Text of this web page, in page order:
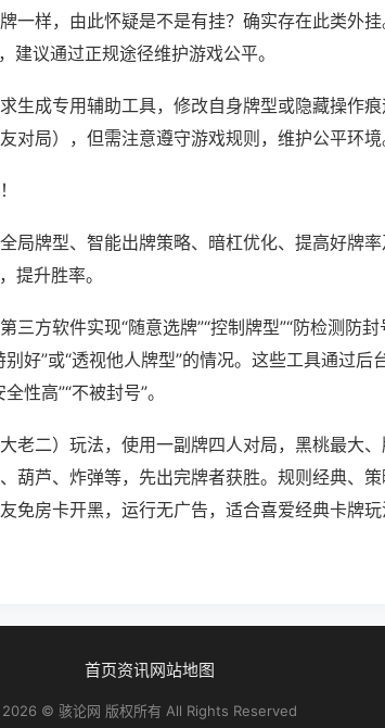
一样，由此怀疑是不是有挂？确实存在此类外
建议通过正规途径维护游戏公平。
生成专用辅助工具，修改自身牌型或隐藏操作痕
对局），但需注意遵守游戏规则，维护公平环境
局牌型、智能出牌策略、暗杠优化、提高好牌
提升胜率。
三方软件实现“随意选牌”“控制牌型”“防检测防
好”或“透视他人牌型”的情况。这些工具通过后
性高”“不被封号”。
老二）玩法，使用一副牌四人对局，黑桃最大
葫芦、炸弹等，先出完牌者获胜。规则经典、
免房卡开黑，运行无广告，适合喜爱经典卡牌
首页资讯网站地图
2026 © 骇论网 版权所有 All Rights Reserved